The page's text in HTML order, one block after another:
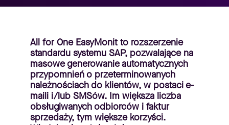
All for One EasyMonit to rozszerzenie
standardu systemu SAP, pozwalające na
masowe generowanie automatycznych
przypomnień o przeterminowanych
należnościach do klientów, w postaci e-
maili i/lub SMSów. Im większa liczba
obsługiwanych odbiorców i faktur
sprzedaży, tym większe korzyści.